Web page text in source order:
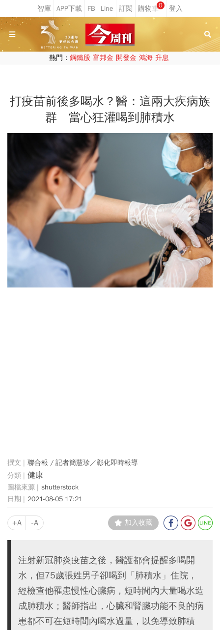
0
熱門： 鋼鐵股 富邦金 開發金 鴻海 升息
打疫苗前後多喝水？醫：這兩大疾病族
群 當心狂灌喝到肺積水
聯合報 / 記者簡慧珍／彰化即時報導
健康
shutterstock
2021-08-05 17:21
+A -A 加入收藏
注射新冠肺炎疫苗之後，醫護都會提醒多喝開
水，但75歲張姓男子卻喝到「肺積水」住院，
經檢查他罹患慢性心臟病，短時間內大量喝水造
成肺積水；醫師指出，心臟和腎臟功能不良的病
患都不可在短時間內喝水過量，以免導致肺積